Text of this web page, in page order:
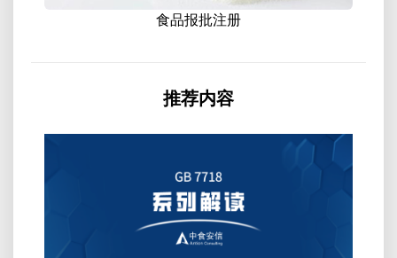
食品报批注册
推荐内容